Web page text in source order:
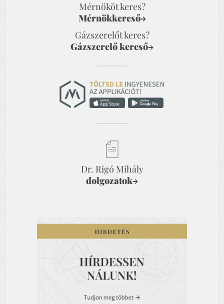
Mérnököt keres?
Mérnökkereső→
Gázszerelőt keres?
Gázszerelő kereső→
Dr. Rigó Mihály
dolgozatok→